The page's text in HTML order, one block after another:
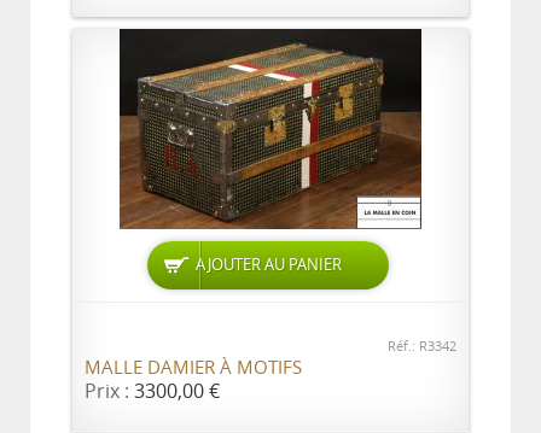
AJOUTER AU PANIER
Réf.: R3342
MALLE DAMIER À MOTIFS
Prix : 3300,00 €